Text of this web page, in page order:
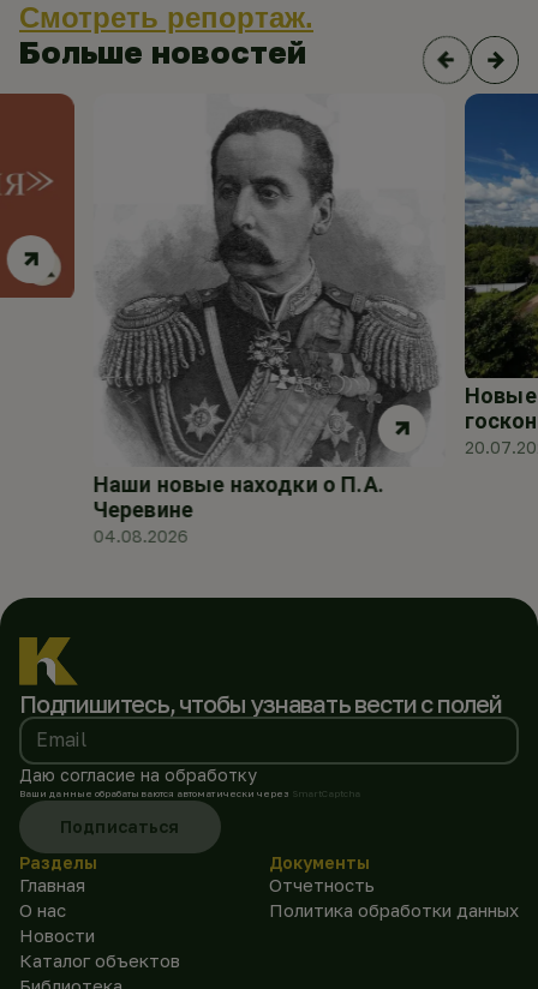
Смотреть репортаж.
Больше новостей
Наши новые находки о П.А.
Черевине
04.08.2026
Новые
Подпишитесь, чтобы узнавать вести с полей
Email
Даю согласие на обработку
Ваши данные обрабатываются автоматически через SmartCaptcha
Подписаться
Разделы
Главная
О нас
Новости
Каталог объектов
Документы
Отчетность
Политика обработки данных